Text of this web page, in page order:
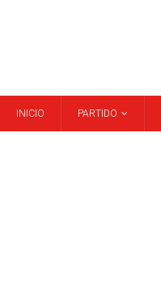
INICIO PARTIDO